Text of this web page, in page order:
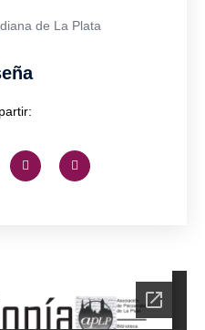
de La Plata